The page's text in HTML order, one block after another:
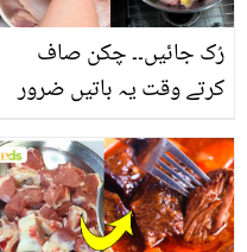
رُک جائیں۔۔ چکن صاف
کرتے وقت یہ باتیں ضرور